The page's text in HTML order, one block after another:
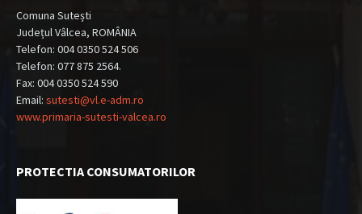
Comuna Sutești
Județul Vâlcea, ROMÂNIA
Telefon: 004 0350 524 506
Telefon: 077 875 2564.
Fax: 004 0350 524 590
Email: sutesti@vl.e-adm.ro
www.primaria-sutesti-valcea.ro
PROTECTIA CONSUMATORILOR